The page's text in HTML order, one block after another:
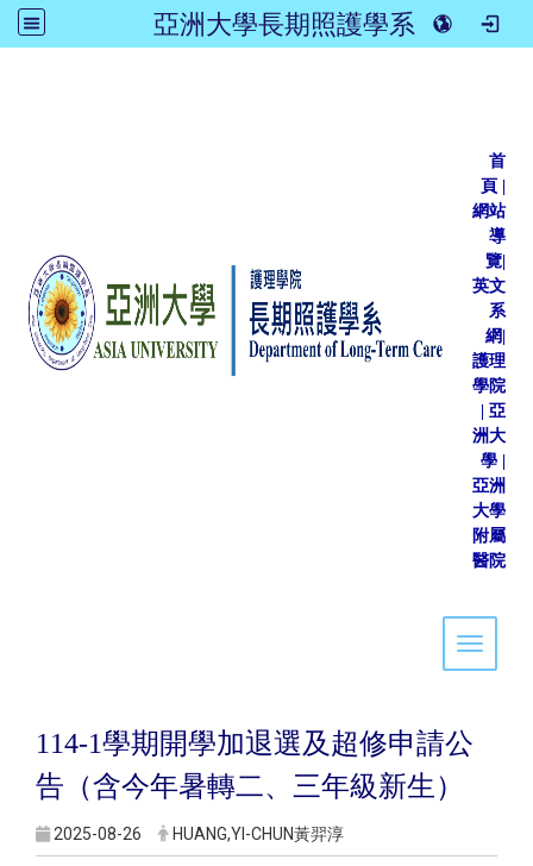
亞洲大學長期照護學系
首
頁 |
網站
導
覽|
英文
系
網|
護理
學院
| 亞
洲大
學 |
亞洲
大學
附屬
醫院
Toggle
114-1學期開學加退選及超修申請公
告（含今年暑轉二、三年級新生）
2025-08-26 HUANG,YI-CHUN黃羿淳